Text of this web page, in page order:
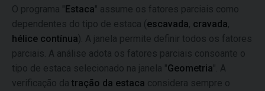
O programa "Estaca" assume os fatores parciais como
dependentes do tipo de estaca ( escavada, cravada,
hélice contínua). A janela permite definir todos os fatores
parciais. A análise adota os fatores parciais consoante o
tipo de estaca selecionado na janela "Geometria". A
verificação da tração da estaca considera sempre o